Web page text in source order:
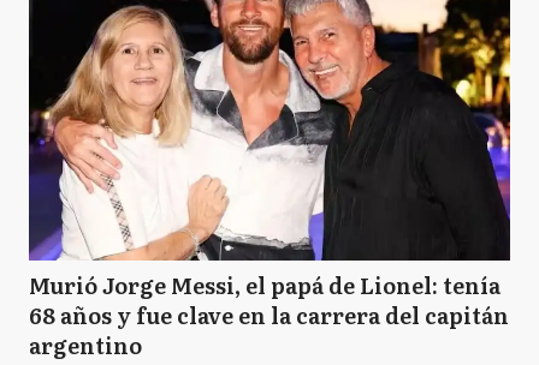
Murió Jorge Messi, el papá de Lionel: tenía
68 años y fue clave en la carrera del capitán
argentino